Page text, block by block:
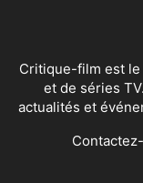
Critique-film est le
et de séries
actualités et